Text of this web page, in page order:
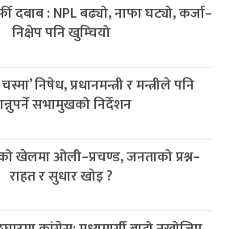
दबाब : NPL बढ्यो, नाफा घट्यो, कर्जा–
निक्षेप पनि खुम्चियो
निषेध, प्रधानमन्त्री र मन्त्रीले पनि
सभामुखको निर्देशन
खेलमा ओली–प्रचण्ड, जनताको प्रश्न–
राहत र सुधार खोइ ?